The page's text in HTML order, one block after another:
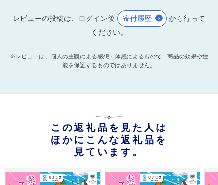
レビューの投稿は、ログイン後 寄付履歴
から行って
ください。
※レビューは、個人の主観による感想・体感によるもので、商品の効果や性
能を保証するものではありません。
この返礼品を見た人は
ほかにこんな返礼品を
見ています。